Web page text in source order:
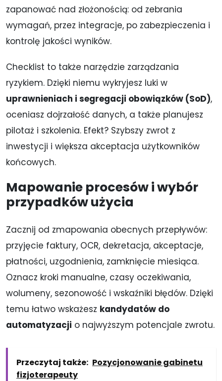
zapanować nad złożonością: od zebrania
wymagań, przez integracje, po zabezpieczenia i
kontrolę jakości wyników.
Checklist to także narzędzie zarządzania
ryzykiem. Dzięki niemu wykryjesz luki w
uprawnieniach i segregacji obowiązków (SoD),
oceniasz dojrzałość danych, a także planujesz
pilotaż i szkolenia. Efekt? Szybszy zwrot z
inwestycji i większa akceptacja użytkowników
końcowych.
Mapowanie procesów i wybór
przypadków użycia
Zacznij od zmapowania obecnych przepływów:
przyjęcie faktury, OCR, dekretacja, akceptacje,
płatności, uzgodnienia, zamknięcie miesiąca.
Oznacz kroki manualne, czasy oczekiwania,
wolumeny, sezonowość i wskaźniki błędów. Dzięki
temu łatwo wskażesz kandydatów do
automatyzacji o najwyższym potencjale zwrotu.
Przeczytaj także: Pozycjonowanie gabinetu
fizjoterapeuty